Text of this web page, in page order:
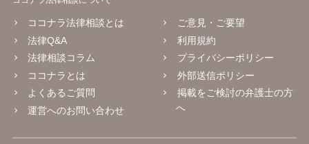
ココナラ法律相談とは
法律Q&A
法律相談コラム
ココナラとは
よくあるご質問
運営へのお問い合わせ
ご意見・ご要望
利用規約
プライバシーポリシー
外部送信ポリシー
掲載をご検討の弁護士の方
へ